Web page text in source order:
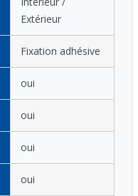
Extérieur
Fixation adhésive
oui
oui
oui
oui